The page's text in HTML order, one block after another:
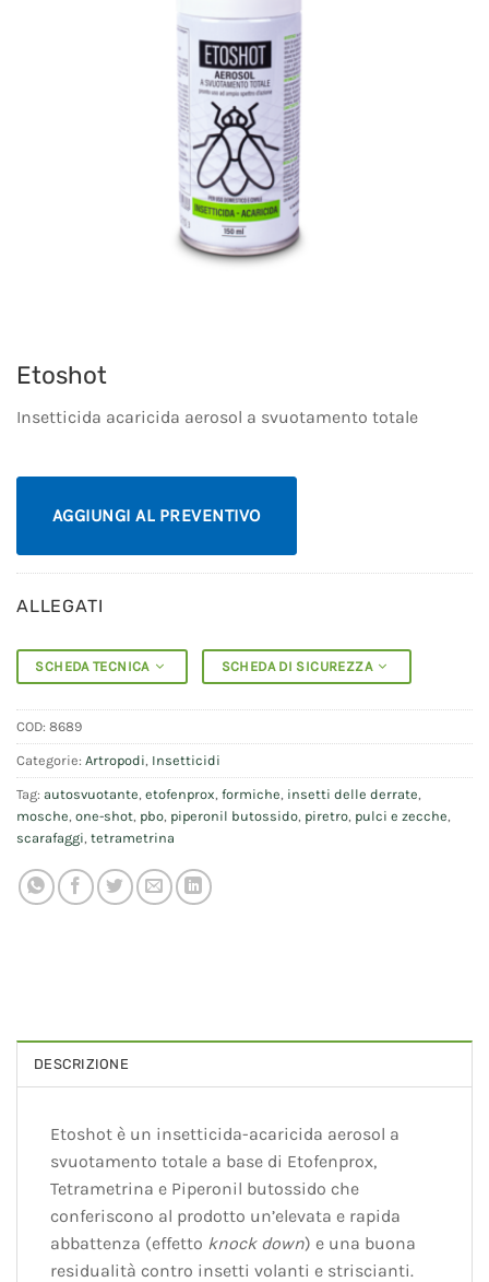
Etoshot
Insetticida acaricida aerosol a svuotamento totale
AGGIUNGI AL PREVENTIVO
ALLEGATI
SCHEDA TECNICA SCHEDA DI SICUREZZA
COD: 8689
Categorie: Artropodi Insetticidi
Tag: autosvuotante etofenprox formiche insetti delle derrate
mosche one-shot pbo piperonil butossido piretro pulci e zecche
scarafaggi tetrametrina
DESCRIZIONE
Etoshot è un insetticida-acaricida aerosol a
svuotamento totale a base di Etofenprox,
Tetrametrina e Piperonil butossido che
conferiscono al prodotto un’elevata e rapida
abbattenza (effetto knock down) e una buona
residualità contro insetti volanti e striscianti.